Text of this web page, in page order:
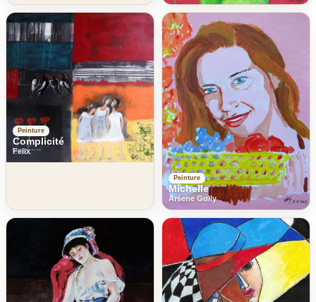
Peinture
Complicité
Felix
Peinture
Michelle
Arsene Gully